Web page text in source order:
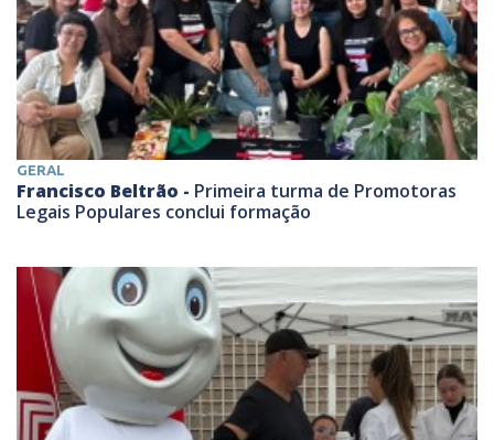
GERAL
Francisco Beltrão - Primeira turma de Promotoras
Legais Populares conclui formação